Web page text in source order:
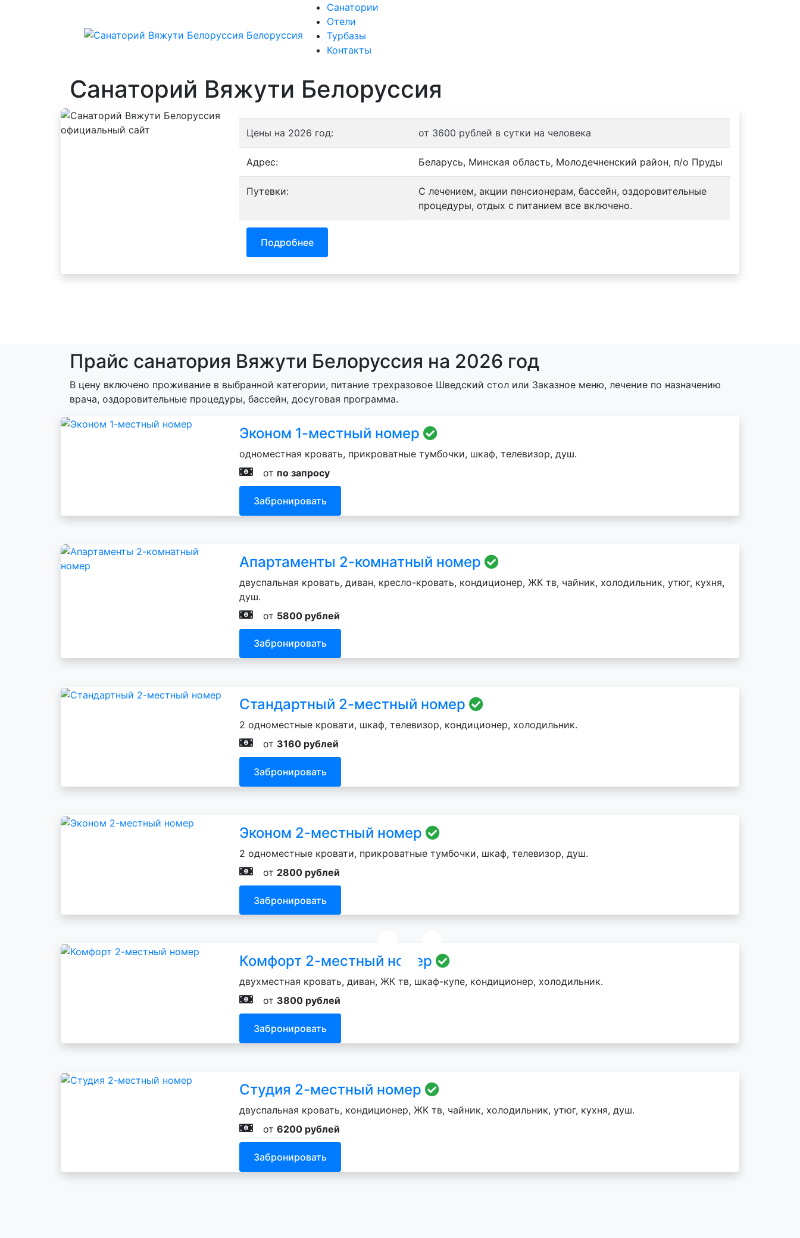
Санатории
Отели
Турбазы
Контакты
Санаторий Вяжути Белоруссия
Цены на 2026 год: от 3600 рублей в сутки на человека
Адрес: Беларусь, Минская область, Молодечненский район, п/о Пруды
Путевки:
С лечением, акции пенсионерам, бассейн, оздоровительные
процедуры, отдых с питанием все включено.
Подробнее
Прайс санатория Вяжути Белоруссия на 2026 год
В цену включено проживание в выбранной категории, питание трехразовое Шведский стол или Заказное меню, лечение по назначению
врача, оздоровительные процедуры, бассейн, досуговая программа.
Эконом 1-местный номер
одноместная кровать, прикроватные тумбочки, шкаф, телевизор, душ.
от по запросу
Забронировать
Апартаменты 2-комнатный номер
двуспальная кровать, диван, кресло-кровать, кондиционер, ЖК тв, чайник, холодильник, утюг, кухня,
душ.
от 5800 рублей
Забронировать
Стандартный 2-местный номер
2 одноместные кровати, шкаф, телевизор, кондиционер, холодильник.
от 3160 рублей
Забронировать
Эконом 2-местный номер
2 одноместные кровати, прикроватные тумбочки, шкаф, телевизор, душ.
от 2800 рублей
Забронировать
Комфорт 2-местный номер
двухместная кровать, диван, ЖК тв, шкаф-купе, кондиционер, холодильник.
от 3800 рублей
Забронировать
Студия 2-местный номер
двуспальная кровать, кондиционер, ЖК тв, чайник, холодильник, утюг, кухня, душ.
от 6200 рублей
Забронировать